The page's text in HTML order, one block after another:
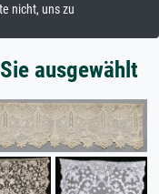
nicht, uns zu
ausgewählt